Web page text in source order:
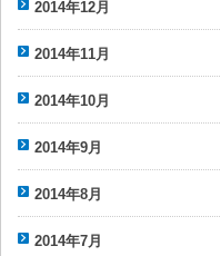
2014年12月
2014年11月
2014年10月
2014年9月
2014年8月
2014年7月